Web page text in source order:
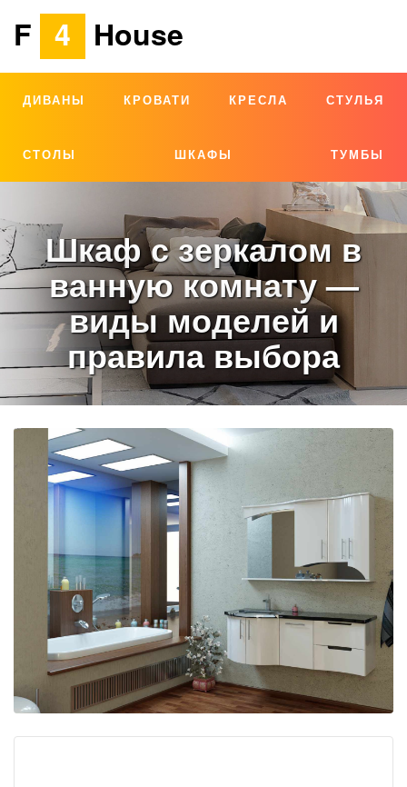
F 4 House
ДИВАНЫ КРОВАТИ КРЕСЛА СТУЛЬЯ
СТОЛЫ ШКАФЫ ТУМБЫ
Шкаф с зеркалом в
ванную комнату —
виды моделей и
правила выбора